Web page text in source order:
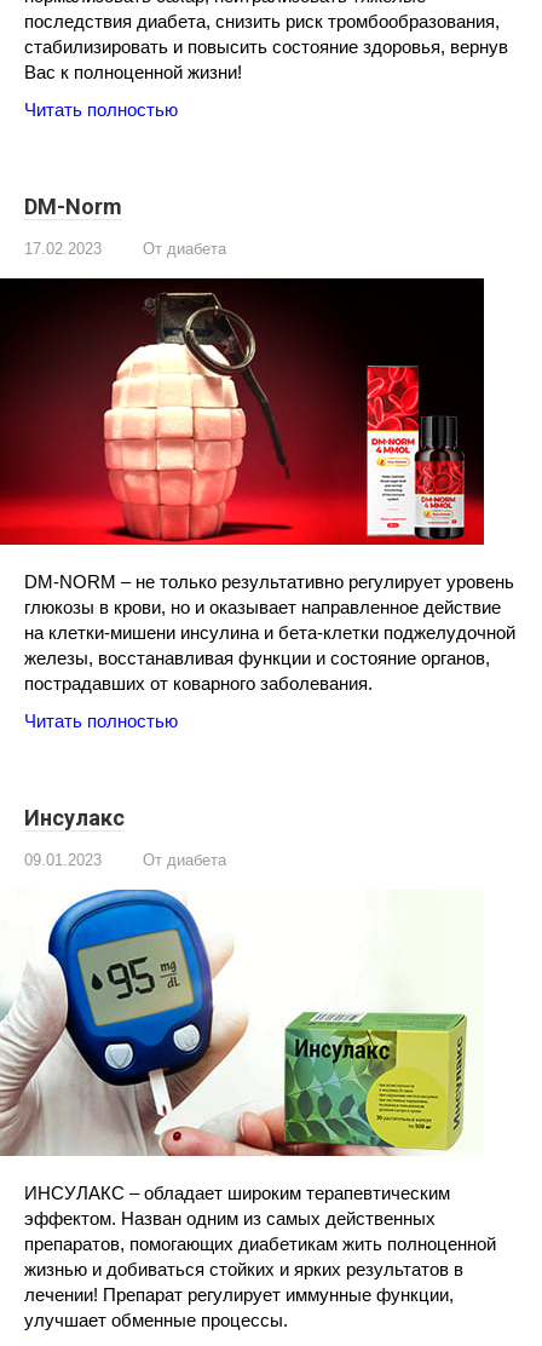
последствия диабета, снизить риск тромбообразования,
стабилизировать и повысить состояние здоровья, вернув
Вас к полноценной жизни!
Читать полностью
DM-Norm
17.02.2023 От диабета
DM-NORM – не только результативно регулирует уровень
глюкозы в крови, но и оказывает направленное действие
на клетки-мишени инсулина и бета-клетки поджелудочной
железы, восстанавливая функции и состояние органов,
пострадавших от коварного заболевания.
Читать полностью
Инсулакс
09.01.2023 От диабета
ИНСУЛАКС – обладает широким терапевтическим
эффектом. Назван одним из самых действенных
препаратов, помогающих диабетикам жить полноценной
жизнью и добиваться стойких и ярких результатов в
лечении! Препарат регулирует иммунные функции,
улучшает обменные процессы.